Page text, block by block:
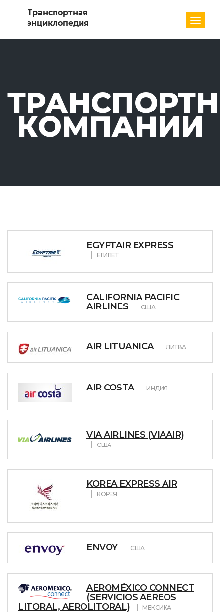
КОМПАНИИ
EGYPTAIR EXPRESS
ЕГИПЕТ
CALIFORNIA PACIFIC
AIRLINES
США
AIR LITUANICA ЛИТВА
AIR COSTA ИНДИЯ
VIA AIRLINES (VIAAIR)
США
KOREA EXPRESS AIR
КОРЕЯ
ENVOY США
AEROMÉXICO CONNECT
(SERVICIOS AEREOS
LITORAL, AEROLITORAL)
МЕКСИКА